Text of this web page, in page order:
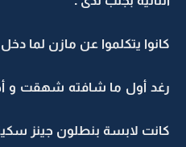
كانوا يتكلموا عن مازن لما
رغد أول ما شافته شهقت و
كانت لابسة بنطلون جينز